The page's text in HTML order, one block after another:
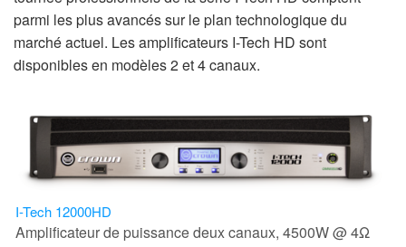
Notre histoire
Langue/Région
parmi les plus avancés sur le plan technologique du
marché actuel. Les amplificateurs I-Tech HD sont
disponibles en modèles 2 et 4 canaux.
I-Tech 12000HD
Amplificateur de puissance deux canaux, 4500W @ 4Ω